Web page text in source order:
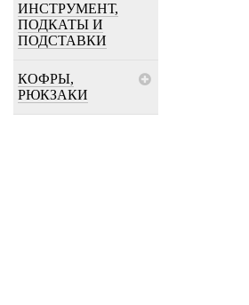
ИНСТРУМЕНТ,
ПОДКАТЫ И
ПОДСТАВКИ
КОФРЫ,
РЮКЗАКИ